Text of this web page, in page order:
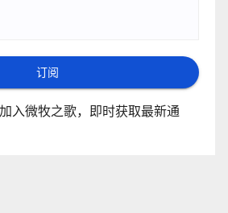
订阅
入微牧之歌，即时获取最新通